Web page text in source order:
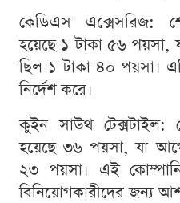
কেডিএস এক্সেসরিজ:
হয়েছে ১ টাকা ৫৬
ছিল ১ টাকা ৪০ পয়সা।
নির্দেশ করে।
কুইন সাউথ টেক্সটাইল:
হয়েছে ৩৬ পয়সা, যা
২৩ পয়সা। এই
বিনিয়োগকারীদের জন্য